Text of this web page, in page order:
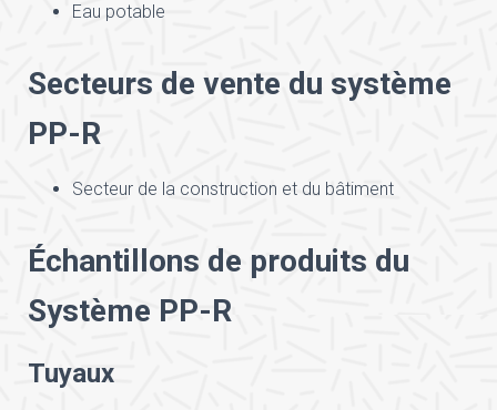
Eau potable
Secteurs de vente du système
PP-R
Secteur de la construction et du bâtiment
Échantillons de produits du
Système ​PP-R
Tuyaux